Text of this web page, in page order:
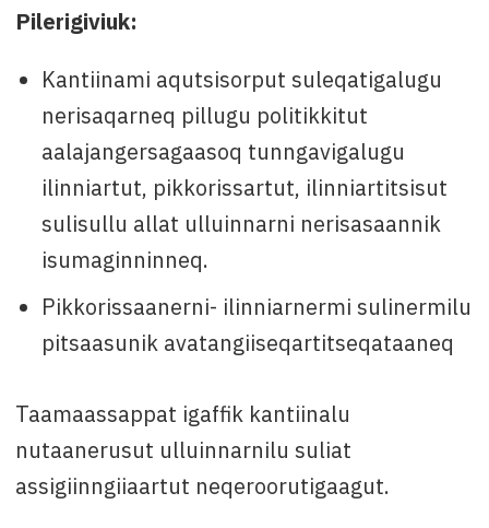
Pilerigiviuk:
Kantiinami aqutsisorput suleqatigalugu
nerisaqarneq pillugu politikkitut
aalajangersagaasoq tunngavigalugu
ilinniartut, pikkorissartut, ilinniartitsisut
sulisullu allat ulluinnarni nerisasaannik
isumaginninneq.
Pikkorissaanerni- ilinniarnermi sulinermilu
pitsaasunik avatangiiseqartitseqataaneq
Taamaassappat igaffik kantiinalu
nutaanerusut ulluinnarnilu suliat
assigiinngiiaartut neqeroorutigaagut.